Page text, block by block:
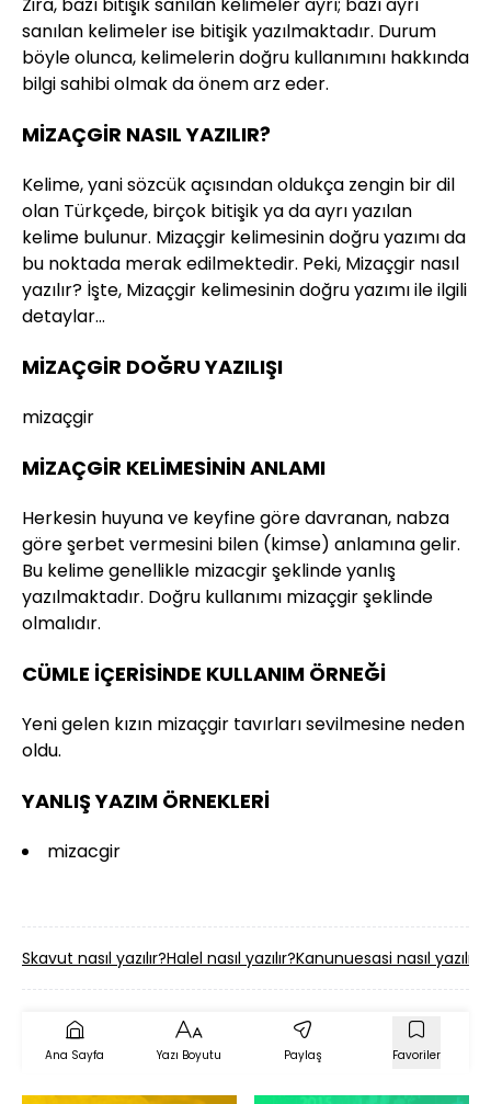
sanılan kelimeler ise bitişik yazılmaktadır. Durum
böyle olunca, kelimelerin doğru kullanımını hakkında
bilgi sahibi olmak da önem arz eder.
MİZAÇGİR NASIL YAZILIR?
Kelime, yani sözcük açısından oldukça zengin bir dil
olan Türkçede, birçok bitişik ya da ayrı yazılan
kelime bulunur. Mizaçgir kelimesinin doğru yazımı da
bu noktada merak edilmektedir. Peki, Mizaçgir nasıl
yazılır? İşte, Mizaçgir kelimesinin doğru yazımı ile ilgili
detaylar…
MİZAÇGİR DOĞRU YAZILIŞI
mizaçgir
MİZAÇGİR KELİMESİNİN ANLAMI
Herkesin huyuna ve keyfine göre davranan, nabza
göre şerbet vermesini bilen (kimse) anlamına gelir.
Bu kelime genellikle mizacgir şeklinde yanlış
yazılmaktadır. Doğru kullanımı mizaçgir şeklinde
olmalıdır.
CÜMLE İÇERİSİNDE KULLANIM ÖRNEĞİ
Yeni gelen kızın mizaçgir tavırları sevilmesine neden
oldu.
YANLIŞ YAZIM ÖRNEKLERİ
mizacgir
Skavut nasıl yazılır?Halel nasıl yazılır?Kanunuesasi nasıl yazılır?
Ana Sayfa Yazı Boyutu Paylaş Favoriler